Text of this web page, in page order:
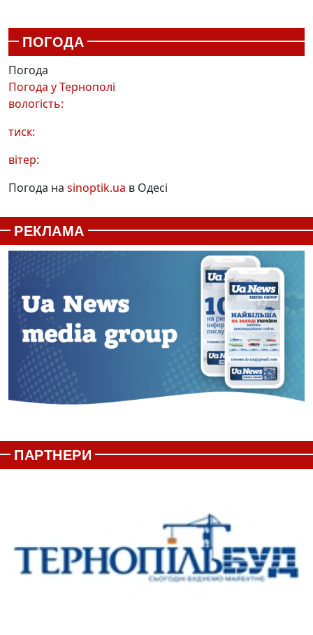
ПОГОДА
Погода
Погода уТернополі
вологість:
тиск:
вітер:
Погода на sinoptik.ua в Одесі
РЕКЛАМА
ПАРТНЕРИ